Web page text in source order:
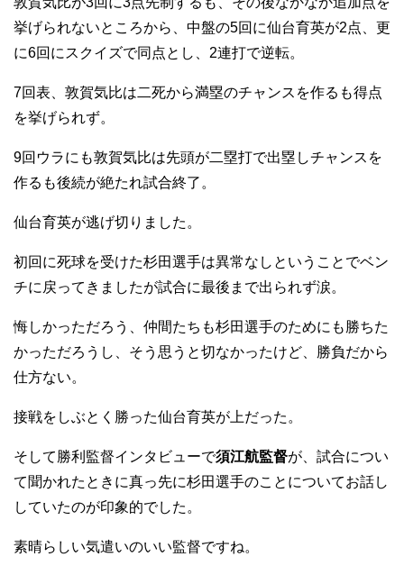
挙げられないところから、中盤の5回に仙台育英が2点、更
に6回にスクイズで同点とし、2連打で逆転。
7回表、敦賀気比は二死から満塁のチャンスを作るも得点
を挙げられず。
9回ウラにも敦賀気比は先頭が二塁打で出塁しチャンスを
作るも後続が絶たれ試合終了。
仙台育英が逃げ切りました。
初回に死球を受けた杉田選手は異常なしということでベン
チに戻ってきましたが試合に最後まで出られず涙。
悔しかっただろう、仲間たちも杉田選手のためにも勝ちた
かっただろうし、そう思うと切なかったけど、勝負だから
仕方ない。
接戦をしぶとく勝った仙台育英が上だった。
そして勝利監督インタビューで須江航監督が、試合につい
て聞かれたときに真っ先に杉田選手のことについてお話し
していたのが印象的でした。
素晴らしい気遣いのいい監督ですね。